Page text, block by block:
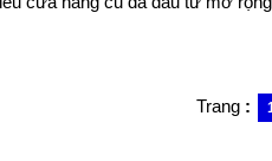
Trang :